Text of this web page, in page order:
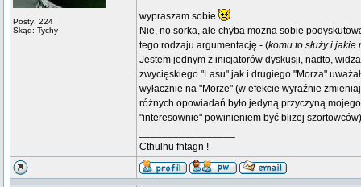
Posty: 224
Skąd: Tychy
wypraszam sobie
Nie, no sorka, ale chyba mozna sobie
tego rodzaju argumentację - (komu to służy i
Jestem jednym z inicjatorów dyskusji, nadto,
zwycięskiego "Lasu" jak i drugiego "Morza"
wyłacznie na "Morze" (w efekcie wyraźnie
różnych opowiadań było jedyną przyczyną
"interesownie" powinieniem być bliżej szortowców)
Cthulhu fhtagn !